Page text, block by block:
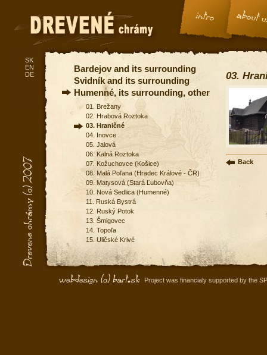
Bardejov and its surrounding
Svidník and its surrounding
Humenné, its surrounding, other
01. Brežany
02. Hrabová Roztoka
03. Hraničné
04. Inovce
05. Jalová
06. Kalná Roztoka
07. Kožuchovce (Košice)
08. Malá Poľana (Hradec Králové - ČR)
09. Matysová (Stará Ľubovňa)
10. Nová Sedlica (Humenné)
11. Ruská Bystrá
12. Ruský Potok
13. Šmigovec
14. Topoľa
15. Uličské Krivé
03.
Back
SK
EN
DE
Project was financialy supported by the